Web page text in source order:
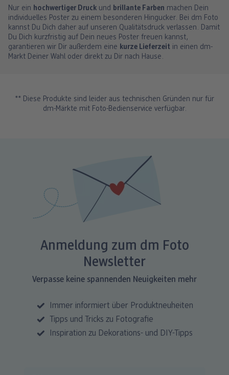
Nur ein hochwertiger Druck und brillante Farben machen Dein
individuelles Poster zu einem besonderen Hingucker. Bei dm Foto
kannst Du Dich daher auf unseren Qualitätsdruck verlassen. Damit
Du Dich kurzfristig auf Dein neues Poster freuen kannst,
garantieren wir Dir außerdem eine kurze Lieferzeit in einen dm-
Markt Deiner Wahl oder direkt zu Dir nach Hause.
** Diese Produkte sind leider aus technischen Gründen nur für
dm-Märkte mit Foto-Bedienservice verfügbar.
Anmeldung zum dm Foto
Newsletter
Verpasse keine spannenden Neuigkeiten mehr
Immer informiert über Produktneuheiten
Tipps und Tricks zu Fotografie
Inspiration zu Dekorations- und DIY-Tipps